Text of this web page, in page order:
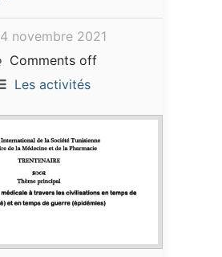
4 novembre 2021
Comments off
Les activités